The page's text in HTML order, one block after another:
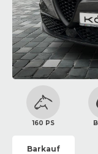
160 PS
Barkauf